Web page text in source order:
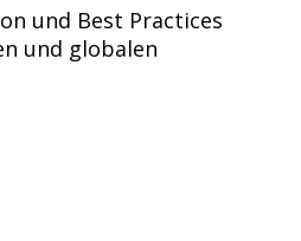
und Best Practices
und globalen